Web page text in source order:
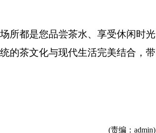
所都是您品尝茶水、享受休闲时光
的茶文化与现代生活完美结合，带
(责编：admin)